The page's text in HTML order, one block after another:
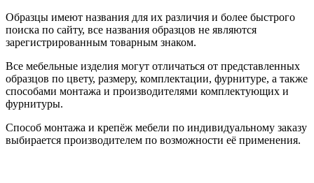
Образцы имеют названия для их различия и более быстрого
поиска по сайту, все названия образцов не являются
зарегистрированным товарным знаком.
Все мебельные изделия могут отличаться от представленных
образцов по цвету, размеру, комплектации, фурнитуре, а также
способами монтажа и производителями комплектующих и
фурнитуры.
Способ монтажа и крепёж мебели по индивидуальному заказу
выбирается производителем по возможности её применения.